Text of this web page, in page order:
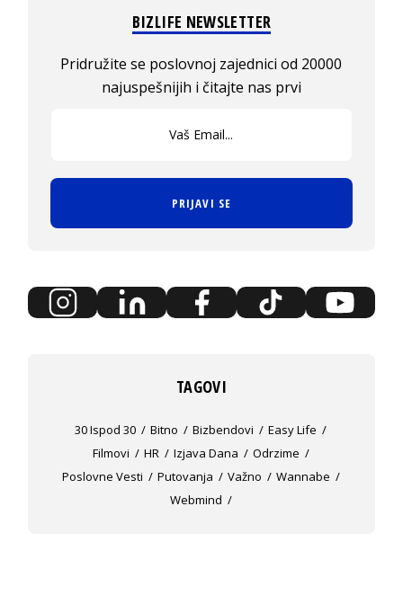
BIZLIFE NEWSLETTER
Pridružite se poslovnoj zajednici od 20000
najuspešnijih i čitajte nas prvi
PRIJAVI SE
TAGOVI
30 Ispod 30 Bitno Bizbendovi
Easy Life
Filmovi
HR Izjava Dana
Odrzime
Poslovne Vesti
Putovanja Važno
Wannabe
Webmind